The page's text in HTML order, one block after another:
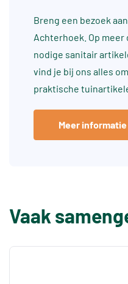
Breng een bezoek
Achterhoek. Op
nodige sanitair
vind je bij ons alles
praktische
Meer informatie
Vaak